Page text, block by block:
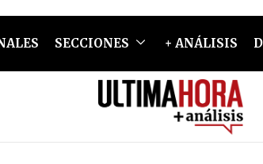
SECCIONES + ANÁLISIS